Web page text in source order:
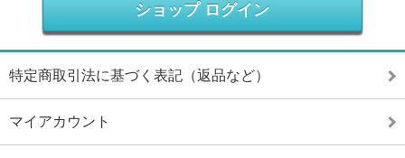
ショップ ログイン
特定商取引法に基づく表記（返品など）
マイアカウント